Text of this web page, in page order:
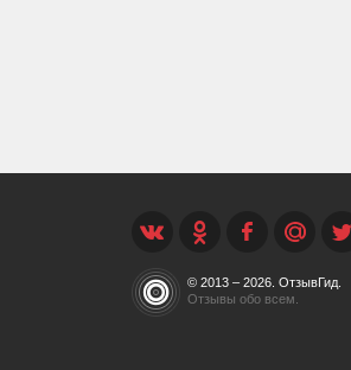
© 2013 – 2026. ОтзывГид.
Отзывы обо всем.